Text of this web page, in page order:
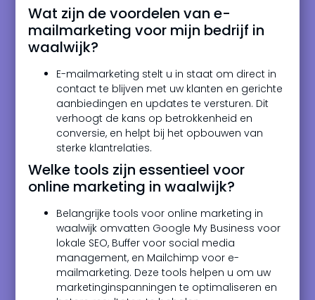
Wat zijn de voordelen van e-
mailmarketing voor mijn bedrijf in
waalwijk?
E-mailmarketing stelt u in staat om direct in
contact te blijven met uw klanten en gerichte
aanbiedingen en updates te versturen. Dit
verhoogt de kans op betrokkenheid en
conversie, en helpt bij het opbouwen van
sterke klantrelaties.
Welke tools zijn essentieel voor
online marketing in waalwijk?
Belangrijke tools voor online marketing in
waalwijk omvatten Google My Business voor
lokale SEO, Buffer voor social media
management, en Mailchimp voor e-
mailmarketing. Deze tools helpen u om uw
marketinginspanningen te optimaliseren en